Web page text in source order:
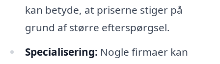
kan betyde, at priserne stiger på
grund af større efterspørgsel.
Specialisering: Nogle firmaer kan